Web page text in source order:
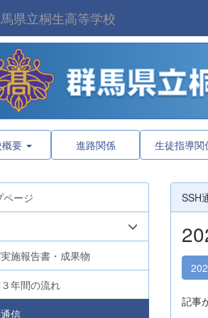
県立桐生高等学校
要 進路関係 生徒指導関
SSH
記事
ページ
施報告書・成果物
年間の流れ
信